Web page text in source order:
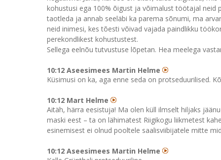
kohustusi ega 100% õigust ja võimalust töötajal neid
taotleda ja annab seeläbi ka parema sõnumi, ma
neid inimesi, kes tõesti võivad vajada paindlikku
perekondlikest kohustustest.
Sellega eelnõu tutvustuse lõpetan. Hea meelega
10:12 Aseesimees Martin Helme
Küsimusi on ka, aga enne seda on protseduurilised.
10:12 Mart Helme
Aitäh, härra eesistuja! Ma olen küll ilmselt hiljaks
maski eest – ta on lähimatest Riigikogu liikmetest
esinemisest ei olnud pooltele saalisviibijatele mitte
10:12 Aseesimees Martin Helme